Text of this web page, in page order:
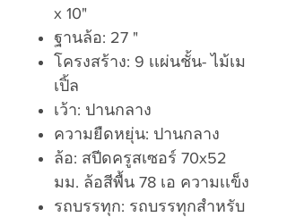
x 10"
ฐานล้อ: 27 "
โครงสร้าง: 9 เเผ่นชั้น- ไม้เม
เปิ้ล
เว้า: ปานกลาง
ความยืดหยุ่น: ปานกลาง
ล้อ: สปีดครูสเซอร์ 70x52
มม. ล้อสีพื้น 78 เอ ความเเข็ง
รถบรรทุก: รถบรรทุกสำหรับ